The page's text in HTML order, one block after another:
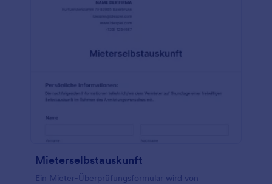
synchronisieren, um sie nach Belieben zu
organisieren! Und das alles ohne
Mieterselbstauskunft
Ein Mieter-Überprüfungsformular wird von